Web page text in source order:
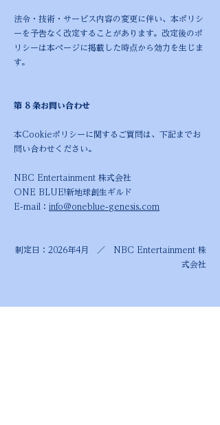
法令・技術・サービス内容の変更に伴い、本ポリシ
ーを予告なく改定することがあります。改定後のポ
リシーは本ページに掲載した時点から効力を生じま
す。
第 8 条お問い合わせ
本Cookieポリシーに関するご質問は、下記までお
問い合わせください。
NBC Entertainment 株式会社
ONE BLUE!新地球創生ギルド
E-mail： info@oneblue-genesis .com
制定日：2026年4月 ／ NBC Entertainment 株
式会社